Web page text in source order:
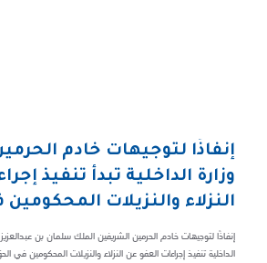
إنفاذًا لتوجيهات خادم
وزارة الداخلية تبدأ تنفيذ
النزلاء والنزيلات
إنفاذًا لتوجيهات خادم الحرمين الشريفين الملك سلمان بن
الداخلية تنفيذ إجراءات العفو عن النزلاء والنزيلات المحكومين في